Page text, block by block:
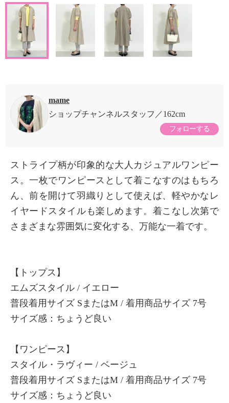
mame
ショップチャンネルスタッフ
162cm
フォローする
ストライプ柄が印象的な大人カジュアルワンピー
ス。一枚でワンピースとして着こなすのはもちろ
ん、前を開けて羽織りとして使えば、軽やかなレ
イヤードスタイルも楽しめます。着こなし次第で
さまざまな雰囲気に変化する、万能な一着です。
【トップス】
エムズスタイル / イエロー
普段着用サイズ SまたはM / 着用商品サイズ 7号
サイズ感：ちょうど良い
【ワンピース】
スタイル・ラヴィー / ベージュ
普段着用サイズ SまたはM / 着用商品サイズ 7号
サイズ感：ちょうど良い